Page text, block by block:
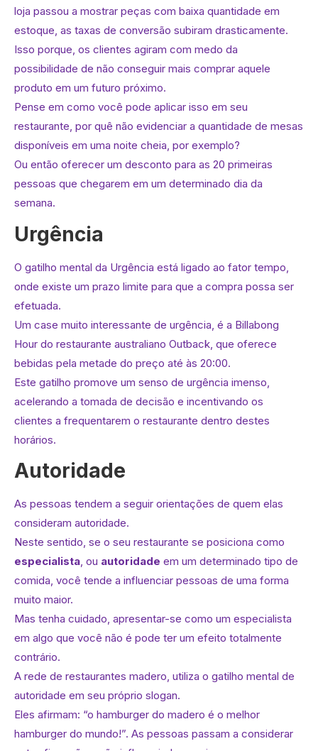
loja passou a mostrar peças com baixa quantidade em
estoque, as taxas de conversão subiram drasticamente.
Isso porque, os clientes agiram com medo da
possibilidade de não conseguir mais comprar aquele
produto em um futuro próximo.
Pense em como você pode aplicar isso em seu
restaurante, por quê não evidenciar a quantidade de mesas
disponíveis em uma noite cheia, por exemplo?
Ou então oferecer um desconto para as 20 primeiras
pessoas que chegarem em um determinado dia da
semana.
Urgência
O gatilho mental da Urgência está ligado ao fator tempo,
onde existe um prazo limite para que a compra possa ser
efetuada.
Um case muito interessante de urgência, é a Billabong
Hour do restaurante australiano Outback, que oferece
bebidas pela metade do preço até às 20:00.
Este gatilho promove um senso de urgência imenso,
acelerando a tomada de decisão e incentivando os
clientes a frequentarem o restaurante dentro destes
horários.
Autoridade
As pessoas tendem a seguir orientações de quem elas
consideram autoridade.
Neste sentido, se o seu restaurante se posiciona como
especialista, ou autoridade em um determinado tipo de
comida, você tende a influenciar pessoas de uma forma
muito maior.
Mas tenha cuidado, apresentar-se como um especialista
em algo que você não é pode ter um efeito totalmente
contrário.
A rede de restaurantes madero, utiliza o gatilho mental de
autoridade em seu próprio slogan.
Eles afirmam: “o hamburger do madero é o melhor
hamburger do mundo!”. As pessoas passam a considerar